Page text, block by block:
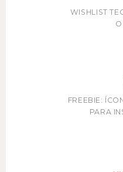
WISHLIST
FREEBIE:
PARA